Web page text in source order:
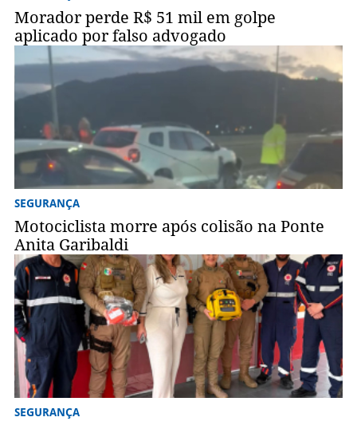
Morador perde R$ 51 mil em golpe
aplicado por falso advogado
SEGURANÇA
Motociclista morre após colisão na Ponte
Anita Garibaldi
SEGURANÇA